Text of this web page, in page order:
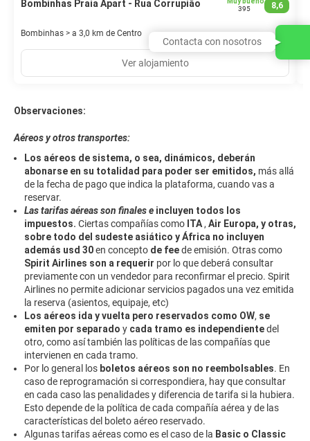
Bombinhas Praia Apart - Rua Corrupião 8,6
395
Bombinhas > a 3,0 km de Centro
Ver alojamiento
Observaciones:
Aéreos y otros transportes:
Los aéreos de sistema, o sea, dinámicos, deberán
abonarse en su totalidad para poder ser emitidos, más allá
de la fecha de pago que indica la plataforma, cuando vas a
reservar.
Las tarifas aéreas son finales e incluyen todos los
impuestos. Ciertas compañías como ITA, Air Europa, y otras,
sobre todo del sudeste asiático y África no incluyen
además usd 30en concepto de feede emisión. Otras como
Spirit Airlines son a requerir por lo que deberá consultar
previamente con un vendedor para reconfirmar el precio. Spirit
Airlines no permite adicionar servicios pagados una vez emitida
la reserva (asientos, equipaje, etc)
Los aéreos ida y vuelta pero reservados como OW, se
emiten por separado y cada tramo es independientedel
otro, como así también las políticas de las compañías que
intervienen en cada tramo.
Por lo general los boletos aéreos son no reembolsables. En
caso de reprogramación si correspondiera, hay que consultar
en cada caso las penalidades y diferencia de tarifa si la hubiera.
Esto depende de la política de cada compañía aérea y de las
características del boleto aéreo reservado.
Algunas tarifas aéreas como es el caso de la Basic o Classic
Contacta con nosotros